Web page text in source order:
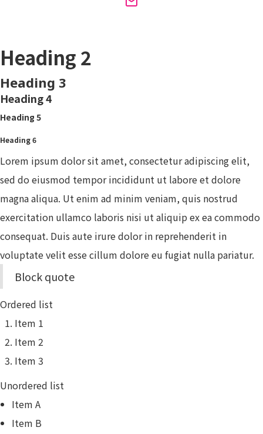
Heading 2
Heading 3
Heading 4
Heading 5
Heading 6
Lorem ipsum dolor sit amet, consectetur adipiscing elit,
sed do eiusmod tempor incididunt ut labore et dolore
magna aliqua. Ut enim ad minim veniam, quis nostrud
exercitation ullamco laboris nisi ut aliquip ex ea commodo
consequat. Duis aute irure dolor in reprehenderit in
voluptate velit esse cillum dolore eu fugiat nulla pariatur.
Block quote
Ordered list
Item 1
Item 2
Item 3
Unordered list
Item A
Item B